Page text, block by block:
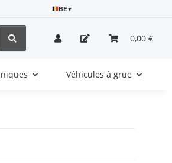
BE▾
0,00 €
Véhicules à grue